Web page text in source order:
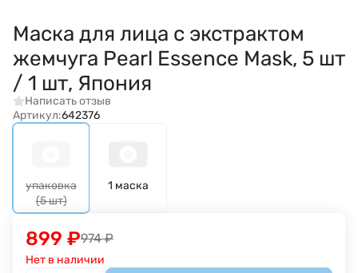
Маска для лица с экстрактом
жемчуга Pearl Essence Mask, 5 шт
/ 1 шт, Япония
Написать отзыв
Артикул:642376
упаковка
(5 шт)
1 маска
974 ₽
899 ₽
Нет в наличии